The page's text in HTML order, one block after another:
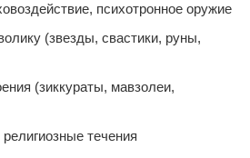
психотронное оружие
(звезды, свастики, руны,
(зиккураты, мавзолеи,
течения